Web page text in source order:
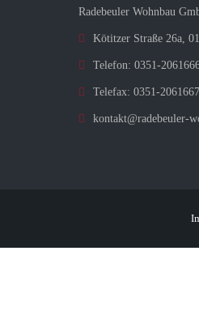
Radebeuler Wohnbau
Kötitzer Straße 26a,
Telefon: 0351-
Telefax: 0351-2061667
kontakt@radebeuler-